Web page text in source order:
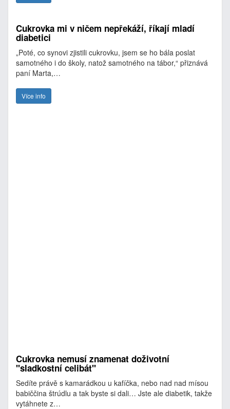
Cukrovka mi v ničem nepřekáží, říkají mladí
diabetici
„Poté, co synovi zjistili cukrovku, jsem se ho bála poslat
samotného i do školy, natož samotného na tábor,“ přiznává
paní Marta,…
Více info
Cukrovka nemusí znamenat doživotní
"sladkostní celibát"
Sedíte právě s kamarádkou u kafíčka, nebo nad nad mísou
babiččina štrúdlu a tak byste si dali… Jste ale diabetik, takže
vytáhnete z…